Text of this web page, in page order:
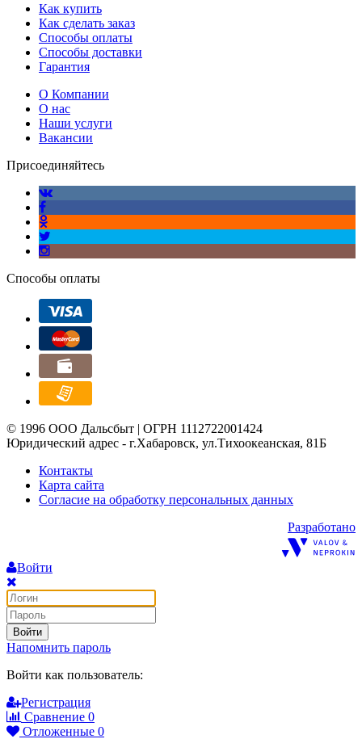
Как купить
Как сделать заказ
Способы оплаты
Способы доставки
Гарантия
О Компании
О нас
Наши услуги
Вакансии
Присоединяйтесь
Способы оплаты
© 1996 ООО Дальсбыт | ОГРН 1112722001424
Юридический адрес - г.Хабаровск, ул.Тихоокеанская, 81Б
Контакты
Карта сайта
Согласие на обработку персональных данных
Разработано
Войти
Войти
Напомнить пароль
Войти как пользователь:
Регистрация
Сравнение 0
Отложенные 0